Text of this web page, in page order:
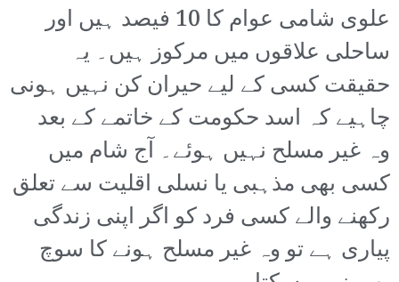
علوی شامی عوام کا 10 فیصد ہیں اور
ساحلی علاقوں میں مرکوز ہیں۔ یہ
حقیقت کسی کے لیے حیران کن نہیں ہونی
چاہیے کہ اسد حکومت کے خاتمے کے بعد
وہ غیر مسلح نہیں ہوئے۔ آج شام میں
کسی بھی مذہبی یا نسلی اقلیت سے تعلق
رکھنے والے کسی فرد کو اگر اپنی زندگی
پیاری ہے تو وہ غیر مسلح ہونے کا سوچ